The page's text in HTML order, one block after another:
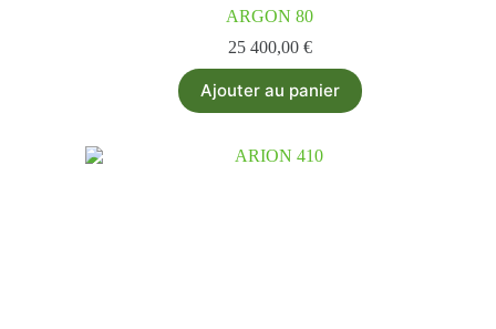
ARGON 80
25 400,00 €
Ajouter au panier